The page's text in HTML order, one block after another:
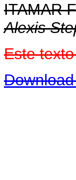
ITAMAR
Alexis
Este